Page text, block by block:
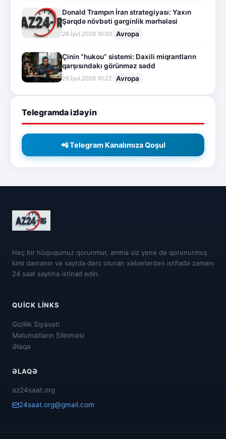
Donald Trampın İran strategiyası: Yaxın
Şərqdə növbəti gərginlik mərhələsi
26.İyul.2026 10:50 Avropa
Çinin “hukou” sistemi: Daxili miqrantların
qarşısındakı görünməz sədd
26.İyul.2026 10:22 Avropa
Telegramda izləyin
📲 Telegram Kanalımıza Qoşul
Heç bir hüququmuz qorunmur, amma siz yenə də qorunurmuş
kimi davranın və saytda dərc olunan xəbərlərdən istifadə zamanı
24 saat saytına istinad edin.
QUICK LINKS
Gizlilik Siyasəti
Məlumatların Silinməsi
Əlaqə
ƏLAQƏ
az24saat.org
24saat.org@gmail.com